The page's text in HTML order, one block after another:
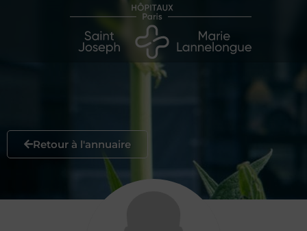
Retour à l'annuaire